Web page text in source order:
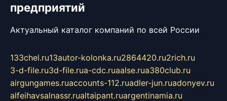
предприятий
Актуальный каталог компаний по всей России
133chel.ru13autor-kolonka.ru2864420.ru2rich.ru
3-d-file.ru3d-file.rua-cdc.ruaalse.rua380club.ru
airgungames.ruaccounts-112.ruadler-jun.ruadonyev.ru
alfeihavsalnassr.rualtaipant.ruargentinamia.ru